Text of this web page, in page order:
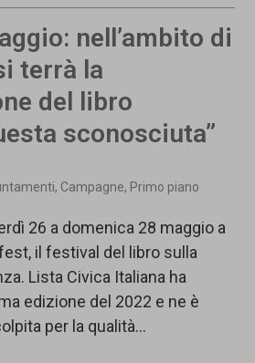
nell’ambito di
terrà la
del libro
sconosciuta”
, Campagne, Primo piano
26 a domenica 28 maggio a
il festival del libro sulla
Lista Civica Italiana ha
edizione del 2022 e ne è
per la qualità…